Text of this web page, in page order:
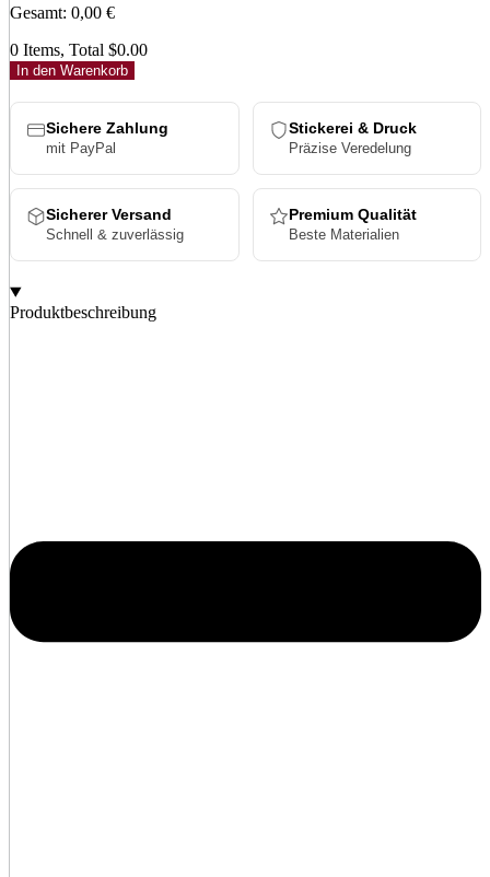
Gesamt: 0,00 €
0 Items, Total $0.00
In den Warenkorb
Sichere Zahlung
mit PayPal
Stickerei & Druck
Präzise Veredelung
Sicherer Versand
Schnell & zuverlässig
Premium Qualität
Beste Materialien
Produktbeschreibung